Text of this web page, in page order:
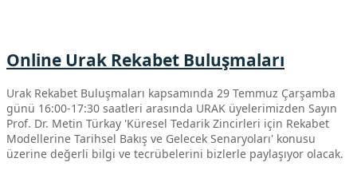
Online Urak Rekabet Buluşmaları
Urak Rekabet Buluşmaları kapsamında 29 Temmuz Çarşamba
günü 16:00-17:30 saatleri arasında URAK üyelerimizden Sayın
Prof. Dr. Metin Türkay 'Küresel Tedarik Zincirleri için Rekabet
Modellerine Tarihsel Bakış ve Gelecek Senaryoları' konusu
üzerine değerli bilgi ve tecrübelerini bizlerle paylaşıyor olacak.